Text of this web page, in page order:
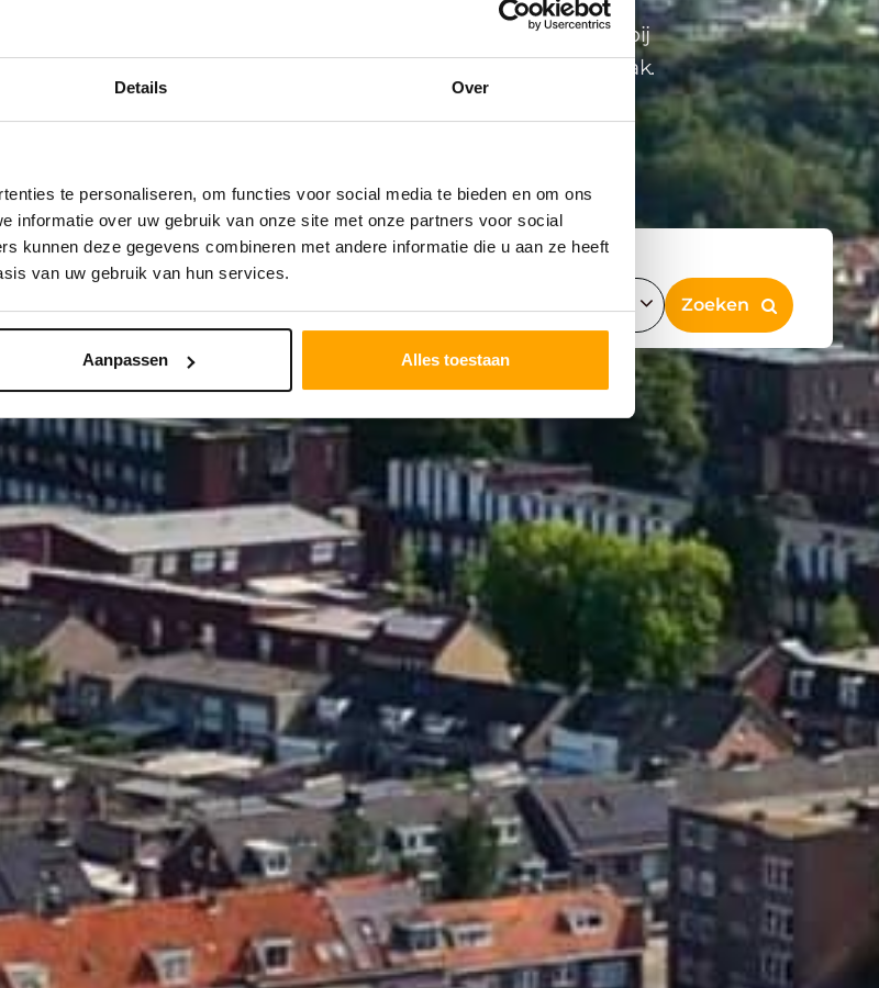
Details Over
te personaliseren, om functies voor social media te bieden en om ons
informatie over uw gebruik van onze site met onze partners voor social
kunnen deze gegevens combineren met andere informatie die u aan ze heeft
van uw gebruik van hun services.
Aanpassen Alles toestaan
en zakelijke klanten. Van aankoopbegeleiding tot advies bij
tot hypotheek: bij Van de Water vind je alles onder één dak.